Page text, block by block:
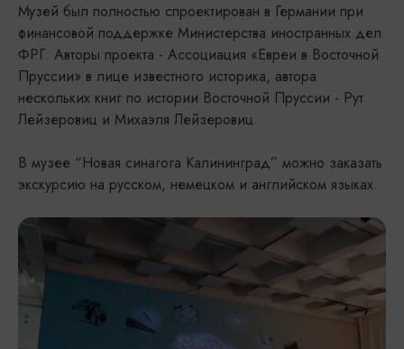
Музей был полностью спроектирован в Германии при
финансовой поддержке Министерства иностранных дел
ФРГ. Авторы проекта - Ассоциация «Евреи в Восточной
Пруссии» в лице известного историка, автора
нескольких книг по истории Восточной Пруссии - Рут
Лейзеровиц и Михаэля Лейзеровиц.
В музее “Новая синагога Калининград” можно заказать
экскурсию на русском, немецком и английском языках.